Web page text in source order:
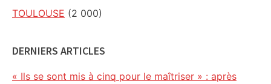
TOULOUSE (2 000)
DERNIERS ARTICLES
« Ils se sont mis à cinq pour le maîtriser » : après